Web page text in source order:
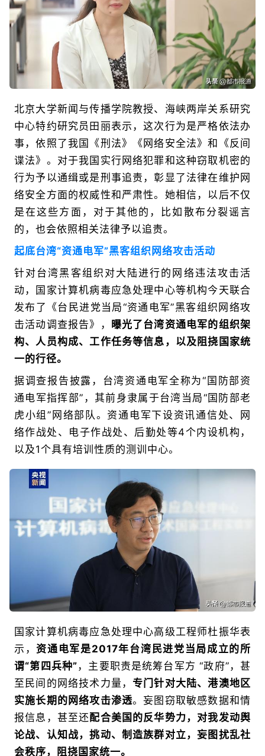
北京大学新闻与传播学院教授、海峡两岸关系研究
中心特约研究员田丽表示，这次行为是严格依法办
事，依照了我国《刑法》《网络安全法》和《反间
谍法》。对于我国实行网络犯罪和这种窃取机密的
行为予以通缉或是刑事追责，彰显了法律在维护网
络安全方面的权威性和严肃性。她相信，以后不仅
是在这些方面，对于其他的，比如散布分裂谣言
的，也会依照相关法律予以追责。
起底台湾“资通电军”黑客组织网络攻击活动
针对台湾黑客组织对大陆进行的网络违法攻击活
动，国家计算机病毒应急处理中心等机构今天联合
发布了《台民进党当局“资通电军”黑客组织网络攻
击活动调查报告》， 曝光了台湾资通电军的组织架
构、人员构成、工作任务等信息，以及阻挠国家统
一的行径。
据调查报告披露，台湾资通电军全称为“国防部资
通电军指挥部”，其前身隶属于台湾当局“国防部老
虎小组”网络部队。资通电军下设资讯通信处、网
络作战处、电子作战处、后勤处等4个内设机构，
以及1个具有培训性质的测训中心。
国家计算机病毒应急处理中心高级工程师杜振华表
示，资通电军是2017年台湾民进党当局成立的所
谓“第四兵种” ，主要职责是统筹台军方 “政府”，甚
至民间的网络技术力量， 专门针对大陆、港澳地区
实施长期的网络攻击渗透。妄图窃取敏感数据和情
报信息，甚至还配合美国的反华势力，对我发动舆
论战、认知战，挑动、制造族群对立，妄图扰乱社
会秩序，阻挠国家统一。